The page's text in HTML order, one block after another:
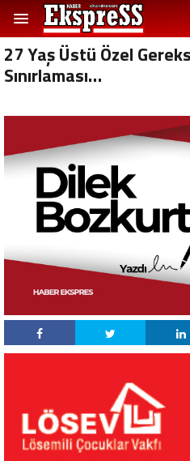
27 Yaş Üstü Özel
Sınırlaması…